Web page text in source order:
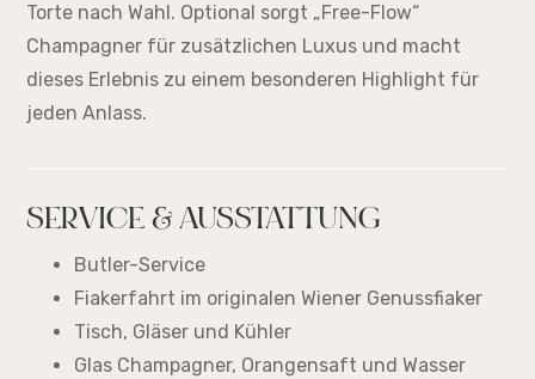
Torte nach Wahl. Optional sorgt „Free-Flow“
Champagner für zusätzlichen Luxus und macht
dieses Erlebnis zu einem besonderen Highlight für
jeden Anlass.
SERVICE & AUSSTATTUNG
Butler-Service
Fiakerfahrt im originalen Wiener Genussfiaker
Tisch, Gläser und Kühler
Glas Champagner, Orangensaft und Wasser